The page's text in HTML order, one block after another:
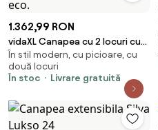
1.362,99 RON
vidaXL Canapea cu 2 locuri cu
pernuțe, cappuccino, 140 cm,
piele eco.
În stil modern, cu picioare, cu
două locuri
În stoc
Livrare gratuită